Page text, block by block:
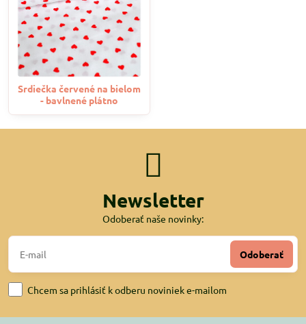
Srdiečka červené na bielom
- bavlnené plátno
Newsletter
Odoberať naše novinky:
Odoberať
Chcem sa prihlásiť k odberu noviniek e-mailom